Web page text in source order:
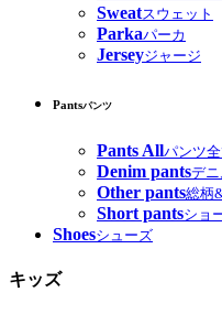
Sweatスウェット
Parkaパーカ
Jerseyジャージ
Pantsパンツ
Pants Allパンツ
Denim pantsデ
Other pants総柄
Short pantsショ
Shoesシューズ
キッズ